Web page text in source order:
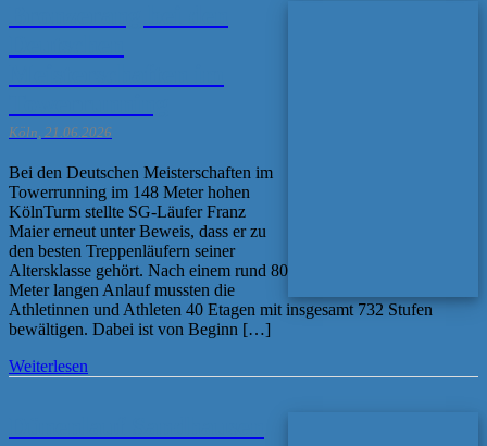
Köln, 21.06.2026
Bei den Deutschen Meisterschaften im
Towerrunning im 148 Meter hohen
KölnTurm stellte SG-Läufer Franz
Maier erneut unter Beweis, dass er zu
den besten Treppenläufern seiner
Altersklasse gehört. Nach einem rund 80
Meter langen Anlauf mussten die
Athletinnen und Athleten 40 Etagen mit insgesamt 732 Stufen
bewältigen. Dabei ist von Beginn […]
Weiterlesen